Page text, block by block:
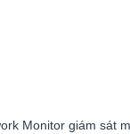
Monitor giám sát